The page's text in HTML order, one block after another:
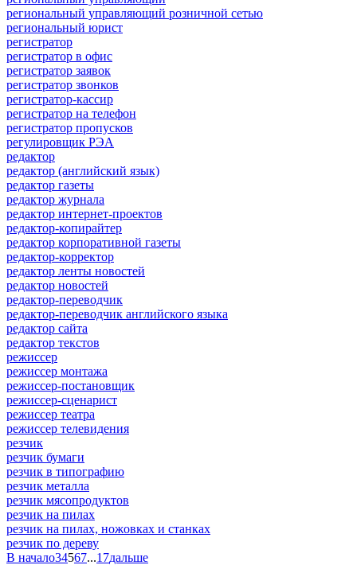
региональный управляющий розничной сетью
региональный юрист
регистратор
регистратор в офис
регистратор заявок
регистратор звонков
регистратор-кассир
регистратор на телефон
регистратор пропусков
регулировщик РЭА
редактор
редактор (английский язык)
редактор газеты
редактор журнала
редактор интернет-проектов
редактор-копирайтер
редактор корпоративной газеты
редактор-корректор
редактор ленты новостей
редактор новостей
редактор-переводчик
редактор-переводчик английского языка
редактор сайта
редактор текстов
режиссер
режиссер монтажа
режиссер-постановщик
режиссер-сценарист
режиссер театра
режиссер телевидения
резчик
резчик бумаги
резчик в типографию
резчик металла
резчик мясопродуктов
резчик на пилах
резчик на пилах, ножовках и станках
резчик по дереву
В начало34567...17дальше